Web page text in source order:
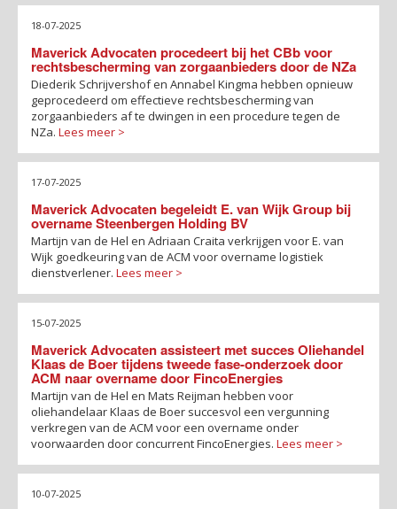
18-07-2025
Maverick Advocaten procedeert bij het CBb voor
rechtsbescherming van zorgaanbieders door de NZa
Diederik Schrijvershof en Annabel Kingma hebben opnieuw
geprocedeerd om effectieve rechtsbescherming van
zorgaanbieders af te dwingen in een procedure tegen de
NZa. Lees meer >
17-07-2025
Maverick Advocaten begeleidt E. van Wijk Group bij
overname Steenbergen Holding BV
Martijn van de Hel en Adriaan Craita verkrijgen voor E. van
Wijk goedkeuring van de ACM voor overname logistiek
dienstverlener. Lees meer >
15-07-2025
Maverick Advocaten assisteert met succes Oliehandel
Klaas de Boer tijdens tweede fase-onderzoek door
ACM naar overname door FincoEnergies
Martijn van de Hel en Mats Reijman hebben voor
oliehandelaar Klaas de Boer succesvol een vergunning
verkregen van de ACM voor een overname onder
voorwaarden door concurrent FincoEnergies. Lees meer >
10-07-2025